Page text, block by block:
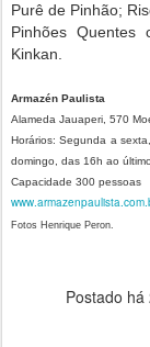
Purê de Pinhão;
Pinhões
Kinkan.
Armazén Paulista
Alameda Jauaperi, 570
Horários: Segunda a
domingo, das 16h ao
Capacidade 300 pessoas
Fotos Henrique Peron.
Postado há